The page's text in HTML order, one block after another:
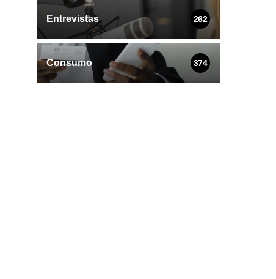
Entrevistas 262
Consumo 374